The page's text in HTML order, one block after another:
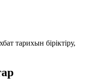
тарихын біріктіру,